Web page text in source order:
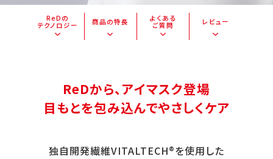
ReDの
テクノロジー
商品の特長
よくある
ご質問
レビュー
ReDから、アイマスク登場
目もとを包み込んでやさしくケア
独自開発繊維VITALTECH®を使用した